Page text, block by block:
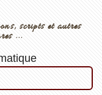
scripts et autres
...